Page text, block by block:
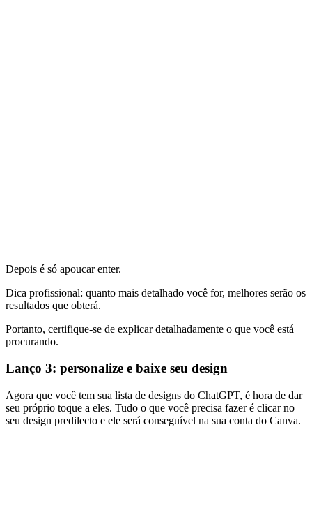
Depois é só apoucar enter.
Dica profissional: quanto mais detalhado você for, melhores serão os
resultados que obterá.
Portanto, certifique-se de explicar detalhadamente o que você está
procurando.
Lanço 3: personalize e baixe seu design
Agora que você tem sua lista de designs do ChatGPT, é hora de dar
seu próprio toque a eles. Tudo o que você precisa fazer é clicar no
seu design predilecto e ele será conseguível na sua conta do Canva.